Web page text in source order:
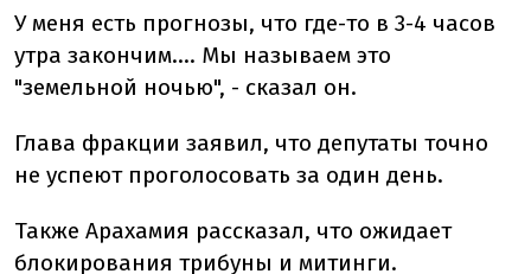
У меня есть прогнозы, что где-то в 3-4 часов
утра закончим.... Мы называем это
"земельной ночью", - сказал он.
Глава фракции заявил, что депутаты точно
не успеют проголосовать за один день.
Также Арахамия рассказал, что ожидает
блокирования трибуны и митинги.